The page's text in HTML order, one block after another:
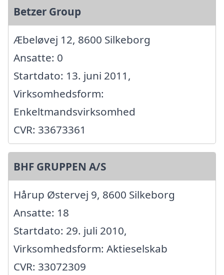
Betzer Group
Æbeløvej 12, 8600 Silkeborg
Ansatte: 0
Startdato: 13. juni 2011,
Virksomhedsform:
Enkeltmandsvirksomhed
CVR: 33673361
BHF GRUPPEN A/S
Hårup Østervej 9, 8600 Silkeborg
Ansatte: 18
Startdato: 29. juli 2010,
Virksomhedsform: Aktieselskab
CVR: 33072309